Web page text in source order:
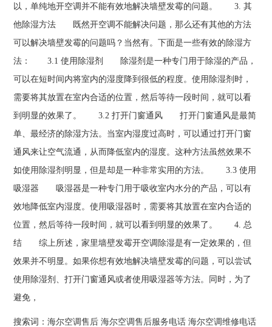
以，单纯地开空调并不能有效地解决墙壁发霉的问题。 3. 其
他除湿方法 既然开空调不能解决问题，那么还有其他的方法
可以解决墙壁发霉的问题吗？当然有。下面是一些有效的除湿方
法： 3.1 使用除湿剂 除湿剂是一种专门用于除湿的产品，
可以在短时间内将室内的湿度降到很低的程度。使用除湿剂时，
需要将其放置在室内合适的位置，然后等待一段时间，就可以看
到明显的效果了。 3.2 打开门窗通风 打开门窗通风是最简
单、最经济的除湿方法。当室内湿度过高时，可以通过打开门窗
通风来让空气流通，从而降低室内的湿度。这种方法虽然效果不
如使用除湿剂明显，但是却是一种非常实用的方法。 3.3 使用
吸湿器 吸湿器是一种专门用于吸收室内水分的产品，可以有
效地降低室内湿度。使用吸湿器时，需要将其放置在室内合适的
位置，然后等待一段时间，就可以看到明显的效果了。 4. 总
结 综上所述，家里墙壁发霉开空调除湿是有一定效果的，但
效果并不明显。如果你想有效地解决墙壁发霉的问题，可以尝试
使用除湿剂、打开门窗通风或者使用吸湿器等方法。同时，为了
避免，
搜索词：海尔空调售后 海尔空调售后服务电话 海尔空调维修电话